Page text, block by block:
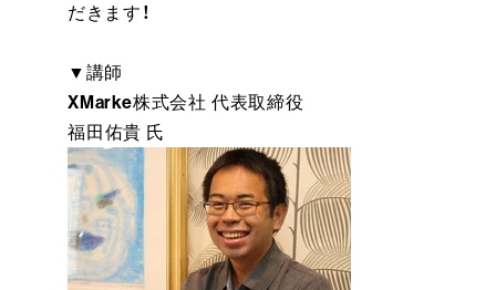
だきます！
▼講師
XMarke株式会社 代表取締役
福田佑貴 氏